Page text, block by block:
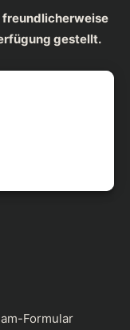
freundlicherweise
gestellt.
Formular